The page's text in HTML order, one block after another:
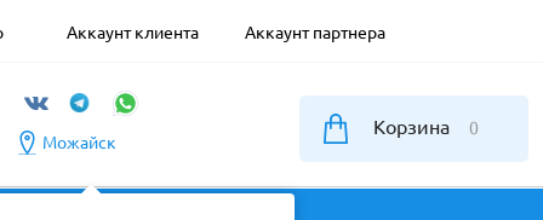
Корзина 0
Аккаунт клиента Аккаунт партнера
Можайск